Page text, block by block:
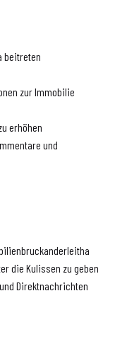
beitreten
zur Immobilie
erhöhen
und
die Kulissen zu geben
Direktnachrichten